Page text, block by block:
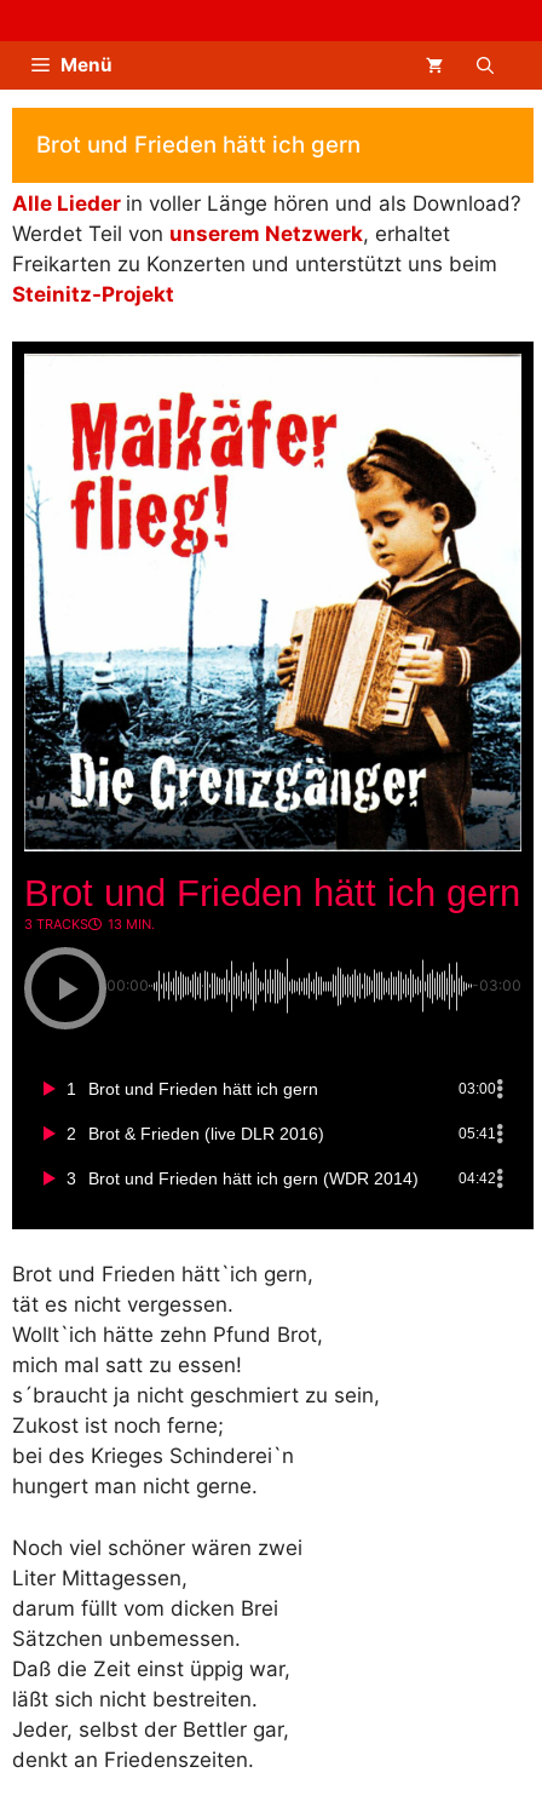
Inhalt
springenMenü
Brot und Frieden hätt ich gern
Alle Lieder in voller Länge hören und als Download?
Werdet Teil von unserem Netzwerk, erhaltet
Freikarten zu Konzerten und unterstützt uns beim
Steinitz-Projekt
Brot und Frieden hätt ich gern
3 TRACKS 13 MIN.
00:00 -03:00
1 Brot und Frieden hätt ich gern 03:00
2 Brot & Frieden (live DLR 2016) 05:41
3 Brot und Frieden hätt ich gern (WDR 2014) 04:42
Brot und Frieden hätt`ich gern,
tät es nicht vergessen.
Wollt`ich hätte zehn Pfund Brot,
mich mal satt zu essen!
s´braucht ja nicht geschmiert zu sein,
Zukost ist noch ferne;
bei des Krieges Schinderei`n
hungert man nicht gerne.
Noch viel schöner wären zwei
Liter Mittagessen,
darum füllt vom dicken Brei
Sätzchen unbemessen.
Daß die Zeit einst üppig war,
läßt sich nicht bestreiten.
Jeder, selbst der Bettler gar,
denkt an Friedenszeiten.